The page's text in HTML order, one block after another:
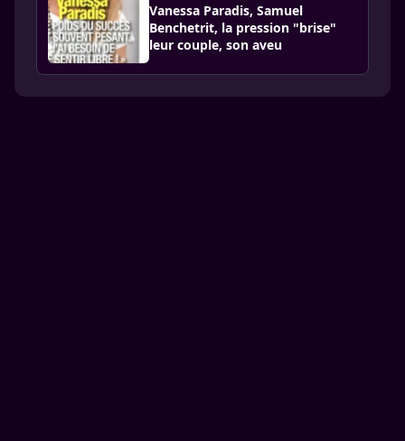
Vanessa Paradis, Samuel
Benchetrit, la pression "brise"
leur couple, son aveu